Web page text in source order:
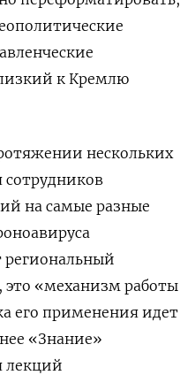
к Кремлю
нескольких
сотрудников
на самые разные
региональный
это «механизм работы
его применения идет
«Знание»
лекций